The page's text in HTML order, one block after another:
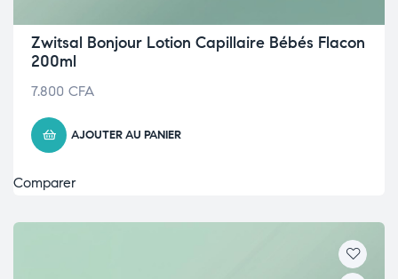
Zwitsal Bonjour Lotion Capillaire Bébés Flacon
200ml
7.800 CFA
AJOUTER AU PANIER
Comparer